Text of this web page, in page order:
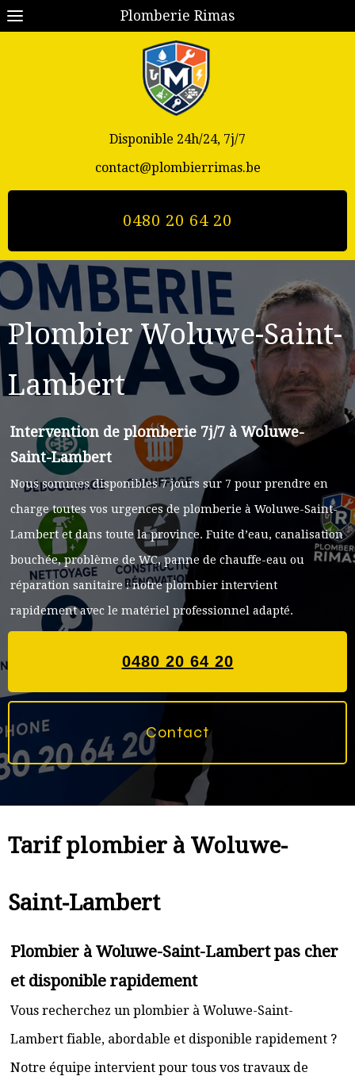
Plomberie Rimas
Disponible 24h/24, 7j/7
contact@plombierrimas.be
0480 20 64 20
PlombierWoluwe-Saint-
Lambert
Intervention de plomberie 7j/7 à Woluwe-
Saint-Lambert
Nous sommes disponibles 7 jours sur 7 pour prendre en
charge toutes vos urgences de plomberie à Woluwe-Saint-
Lambert et dans toute la province. Fuite d’eau, canalisation
bouchée, problème de WC, panne de chauffe-eau ou
réparation sanitaire : notre plombier intervient
rapidement avec le matériel professionnel adapté.
0480 20 64 20
Contact
Tarif plombier à Woluwe-
Saint-Lambert
Plombier à Woluwe-Saint-Lambert pas cher
et disponible rapidement
Vous recherchez un plombier à Woluwe-Saint-
Lambert fiable, abordable et disponible rapidement ?
Notre équipe intervient pour tous vos travaux de